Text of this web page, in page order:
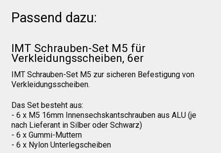
Test Startseite
Über uns
Infos zu unseren Produkten
Händlerkonditionen
Marken
Passend dazu:
IMT Schrauben-Set M5 für
Verkleidungsscheiben, 6er
IMT Schrauben-Set M5 zur sicheren Befestigung von
Verkleidungsscheiben.
Das Set besteht aus:
- 6 x M5 16mm Innensechskantschrauben aus ALU (je
nach Lieferant in Silber oder Schwarz)
- 6 x Gummi-Muttern
- 6 x Nylon Unterlegscheiben